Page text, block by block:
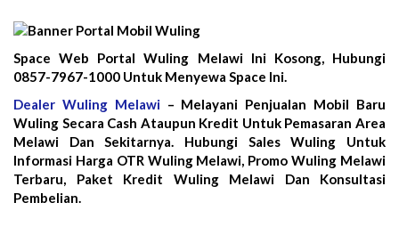
Space Web Portal Wuling Melawi Ini Kosong, Hubungi
0857-7967-1000 Untuk Menyewa Space Ini.
Dealer Wuling Melawi– Melayani Penjualan Mobil Baru
Wuling Secara Cash Ataupun Kredit Untuk Pemasaran Area
Melawi Dan Sekitarnya. Hubungi Sales Wuling Untuk
Informasi Harga OTR Wuling Melawi, Promo Wuling Melawi
Terbaru, Paket Kredit Wuling Melawi Dan Konsultasi
Pembelian.